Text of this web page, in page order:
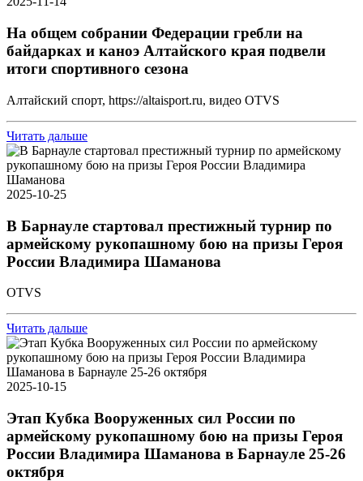
На общем собрании Федерации гребли на
байдарках и каноэ Алтайского края подвели
итоги спортивного сезона
Алтайский спорт, https://altaisport.ru, видео OTVS
Читать дальше
2025-10-25
В Барнауле стартовал престижный турнир по
армейскому рукопашному бою на призы Героя
России Владимира Шаманова
OTVS
Читать дальше
2025-10-15
Этап Кубка Вооруженных сил России по
армейскому рукопашному бою на призы Героя
России Владимира Шаманова в Барнауле 25-26
октября